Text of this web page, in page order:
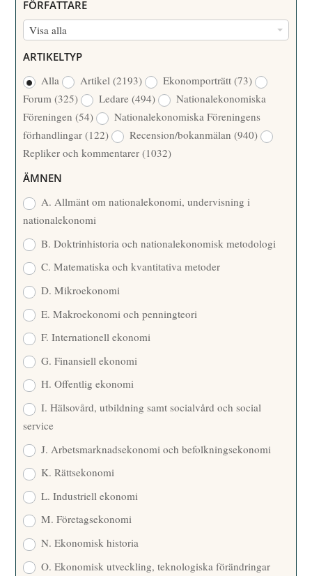
M
M
/
Å
R
FÖRFATTARE
Visa alla
R
F
A
T
T
A
R
ARTIKELTYP
Alla
Artikel(2193) Ekonomporträtt(73)
Forum(325) Ledare(494)
Nationalekonomiska
Föreningen(54)
Nationalekonomiska Föreningens
förhandlingar(122) Recension/bokanmälan(940)
Repliker och kommentarer(1032)
ÄMNEN
A. Allmänt om nationalekonomi, undervisning i
nationalekonomi
B. Doktrinhistoria och nationalekonomisk metodologi
C. Matematiska och kvantitativa metoder
D. Mikroekonomi
E. Makroekonomi och penningteori
F. Internationell ekonomi
G. Finansiell ekonomi
H. Offentlig ekonomi
I. Hälsovård, utbildning samt socialvård och social
service
J. Arbetsmarknadsekonomi och befolkningsekonomi
K. Rättsekonomi
L. Industriell ekonomi
M. Företagsekonomi
N. Ekonomisk historia
O. Ekonomisk utveckling, teknologiska förändringar